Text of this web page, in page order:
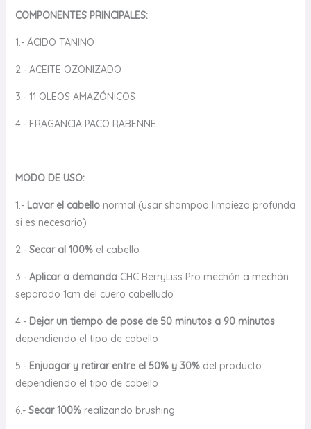
COMPONENTES PRINCIPALES:
1.- ÁCIDO TANINO
2.- ACEITE OZONIZADO
3.- 11 OLEOS AMAZÓNICOS
4.- FRAGANCIA PACO RABENNE
MODO DE USO:
1.- Lavar el cabellonormal (usar shampoo limpieza profunda
si es necesario)
2.- Secar al 100%el cabello
3.-Aplicar a demanda CHC BerryLiss Pro mechón a mechón
separado 1cm del cuero cabelludo
4.- Dejar un tiempo de pose de 50 minutos a 90 minutos
dependiendo el tipo de cabello
5.- Enjuagar y retirar entre el 50% y 30%del producto
dependiendo el tipo de cabello
6.- Secar 100%realizando brushing